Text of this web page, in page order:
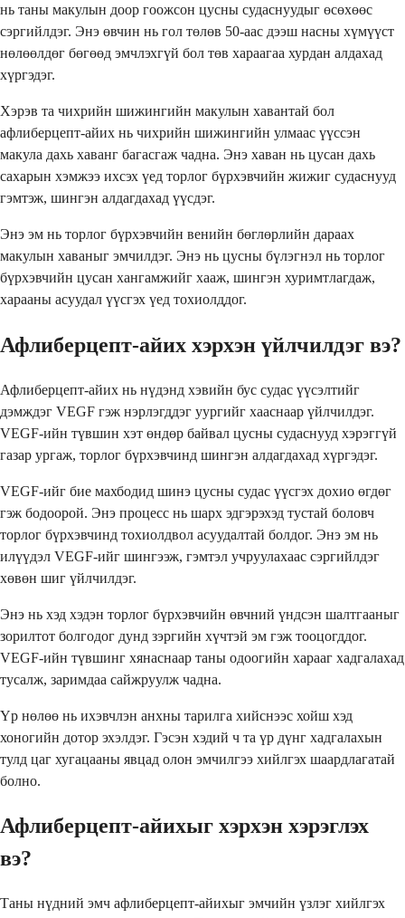
нь таны макулын доор гоожсон цусны судаснуудыг өсөхөөс
сэргийлдэг. Энэ өвчин нь гол төлөв 50-аас дээш насны хүмүүст
нөлөөлдөг бөгөөд эмчлэхгүй бол төв хараагаа хурдан алдахад
хүргэдэг.
Хэрэв та чихрийн шижингийн макулын хавантай бол
афлиберцепт-айих нь чихрийн шижингийн улмаас үүссэн
макула дахь хаванг багасгаж чадна. Энэ хаван нь цусан дахь
сахарын хэмжээ ихсэх үед торлог бүрхэвчийн жижиг судаснууд
гэмтэж, шингэн алдагдахад үүсдэг.
Энэ эм нь торлог бүрхэвчийн венийн бөглөрлийн дараах
макулын хаваныг эмчилдэг. Энэ нь цусны бүлэгнэл нь торлог
бүрхэвчийн цусан хангамжийг хааж, шингэн хуримтлагдаж,
харааны асуудал үүсгэх үед тохиолддог.
Афлиберцепт-айих хэрхэн үйлчилдэг вэ?
Афлиберцепт-айих нь нүдэнд хэвийн бус судас үүсэлтийг
дэмждэг VEGF гэж нэрлэгддэг уургийг хааснаар үйлчилдэг.
VEGF-ийн түвшин хэт өндөр байвал цусны судаснууд хэрэггүй
газар ургаж, торлог бүрхэвчинд шингэн алдагдахад хүргэдэг.
VEGF-ийг бие махбодид шинэ цусны судас үүсгэх дохио өгдөг
гэж бодоорой. Энэ процесс нь шарх эдгэрэхэд тустай боловч
торлог бүрхэвчинд тохиолдвол асуудалтай болдог. Энэ эм нь
илүүдэл VEGF-ийг шингээж, гэмтэл учруулахаас сэргийлдэг
хөвөн шиг үйлчилдэг.
Энэ нь хэд хэдэн торлог бүрхэвчийн өвчний үндсэн шалтгааныг
зорилтот болгодог дунд зэргийн хүчтэй эм гэж тооцогддог.
VEGF-ийн түвшинг хянаснаар таны одоогийн харааг хадгалахад
тусалж, заримдаа сайжруулж чадна.
Үр нөлөө нь ихэвчлэн анхны тарилга хийснээс хойш хэд
хоногийн дотор эхэлдэг. Гэсэн хэдий ч та үр дүнг хадгалахын
тулд цаг хугацааны явцад олон эмчилгээ хийлгэх шаардлагатай
болно.
Афлиберцепт-айихыг хэрхэн хэрэглэх
вэ?
Таны нүдний эмч афлиберцепт-айихыг эмчийн үзлэг хийлгэх